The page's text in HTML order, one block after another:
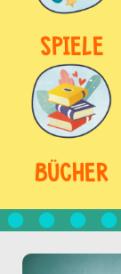
SPIELE
BÜCHER